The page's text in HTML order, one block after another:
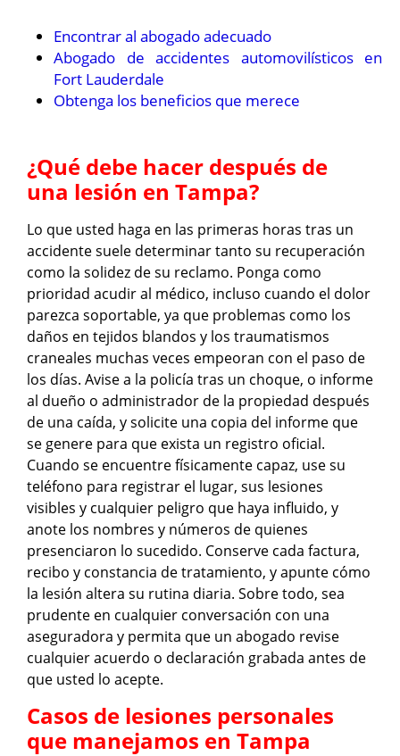
Encontrar al abogado adecuado
Abogado de accidentes automovilísticos en
Fort Lauderdale
Obtenga los beneficios que merece
¿Qué debe hacer después de
una lesión en Tampa?
Lo que usted haga en las primeras horas tras un
accidente suele determinar tanto su recuperación
como la solidez de su reclamo. Ponga como
prioridad acudir al médico, incluso cuando el dolor
parezca soportable, ya que problemas como los
daños en tejidos blandos y los traumatismos
craneales muchas veces empeoran con el paso de
los días. Avise a la policía tras un choque, o informe
al dueño o administrador de la propiedad después
de una caída, y solicite una copia del informe que
se genere para que exista un registro oficial.
Cuando se encuentre físicamente capaz, use su
teléfono para registrar el lugar, sus lesiones
visibles y cualquier peligro que haya influido, y
anote los nombres y números de quienes
presenciaron lo sucedido. Conserve cada factura,
recibo y constancia de tratamiento, y apunte cómo
la lesión altera su rutina diaria. Sobre todo, sea
prudente en cualquier conversación con una
aseguradora y permita que un abogado revise
cualquier acuerdo o declaración grabada antes de
que usted lo acepte.
Casos de lesiones personales
que manejamos en Tampa